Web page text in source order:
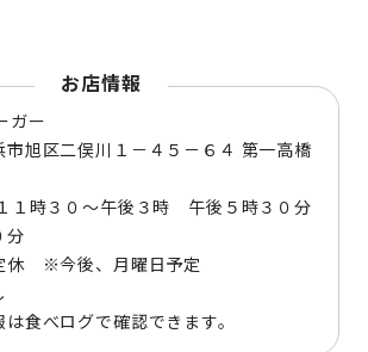
お店情報
ガー
区二俣川１－４５－６４ 第一高橋
１時３０～午後３時 午後５時３０分
分
※今後、月曜日予定
食べログで確認できます。